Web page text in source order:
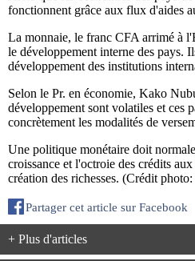
fonctionnent grâce aux flux d'aides
La monnaie, le franc CFA arrimé à
le développement interne des pays.
développement des institutions
Selon le Pr. en économie, Kako
développement sont volatiles et ces
concrètement les modalités de
Une politique monétaire doit
croissance et l'octroie des crédits
création des richesses. (Crédit
Partager cet article sur Facebook
+ Plus d'articles